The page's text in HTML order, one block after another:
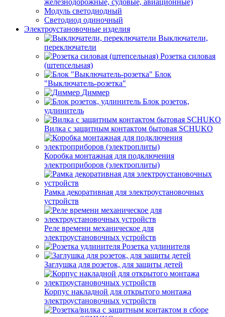
железнодорожные, судовые, авиационные)
Модуль светодиодный
Светодиод одиночный
Электроустановочные изделия
Выключатели,
переключатели
Розетка силовая
(штепсельная)
Блок
"Выключатель-розетка"
Диммер
Блок розеток,
удлинитель
Вилка с защитным контактом бытовая SCHUKO
Коробка монтажная для подключения
электроприборов (электроплиты)
Рамка декоративная для электроустановочных
устройств
Реле времени механическое для
электроустановочных устройств
Розетка удлинителя
Заглушка для розеток, для защиты детей
Корпус накладной для открытого монтажа
электроустановочных устройств